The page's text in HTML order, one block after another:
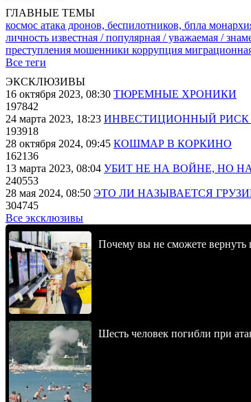
ГЛАВНЫЕ ТЕМЫ
космос атака дронов, беспилотников, бпла
личность известная / популярная / уважаемая /
преступления мошенники коррупция
Все теги
ЭКСКЛЮЗИВЫ
16 октября 2023, 08:30 ТЮРЕМНЫЕ ХРОНИКИ
197842
24 марта 2023, 18:23 ИНВЕСТИЦИОННЫЙ РИСК
193918
28 октября 2024, 09:45 КОШМАР В КОРКИНО
162136
13 марта 2023, 08:04 УБИТ НЕ НА ВОЙНЕ, НО
240553
28 мая 2024, 08:50 ЭТО ЛИ НАЗЫВАЕТСЯ
304745
Все эксклюзивы
Почему вы не сможете вернуть
Шесть человек погибли при